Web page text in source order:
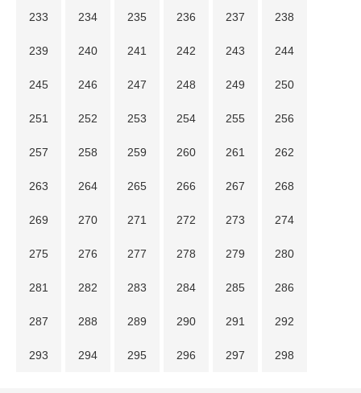
233 234 235 236 237 238
239 240 241 242 243 244
245 246 247 248 249 250
251 252 253 254 255 256
257 258 259 260 261 262
263 264 265 266 267 268
269 270 271 272 273 274
275 276 277 278 279 280
281 282 283 284 285 286
287 288 289 290 291 292
293 294 295 296 297 298